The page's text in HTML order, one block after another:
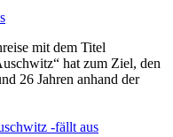
mit dem Titel
hat zum Ziel, den
26 Jahren anhand der
-fällt aus